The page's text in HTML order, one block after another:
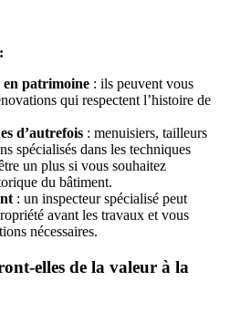
en patrimoine : ils peuvent vous
qui respectent l’histoire de
d’autrefois : menuisiers, tailleurs
spécialisés dans les techniques
un plus si vous souhaitez
du bâtiment.
: un inspecteur spécialisé peut
avant les travaux et vous
nécessaires.
elles de la valeur à la